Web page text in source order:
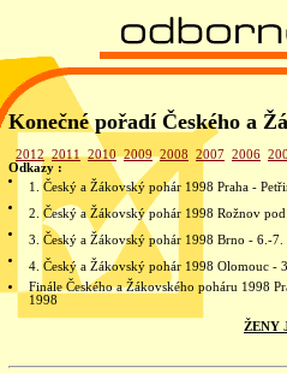
Konečné pořadí Českého a
2012 2011 2010 2009 2008 2007 2006
Odkazy :
1. Český a Žákovský pohár 1998 Praha -
2. Český a Žákovský pohár 1998 Rožnov
3. Český a Žákovský pohár 1998 Brno - 6.-7.
4. Český a Žákovský pohár 1998 Olomouc -
Finále Českého a Žákovského poháru 1998
1998
ŽENY